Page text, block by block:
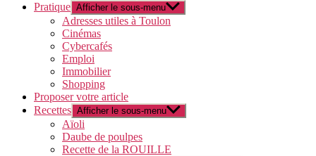
Pratique Afficher le sous-menu
Adresses utiles à Toulon
Cinémas
Cybercafés
Emploi
Immobilier
Shopping
Proposer votre article
Recettes Afficher le sous-menu
Aïoli
Daube de poulpes
Recette de la ROUILLE